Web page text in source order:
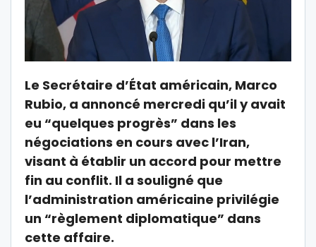
Le Secrétaire d’État américain, Marco
Rubio, a annoncé mercredi qu’il y avait
eu “quelques progrès” dans les
négociations en cours avec l’Iran,
visant à établir un accord pour mettre
fin au conflit. Il a souligné que
l’administration américaine privilégie
un “règlement diplomatique” dans
cette affaire.